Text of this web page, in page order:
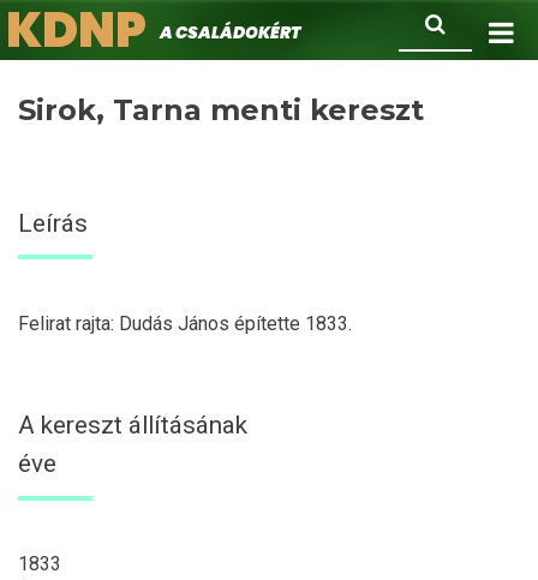
Ugrás
a
Keresés
KDNPA családokért.
Sirok, Tarna menti kereszt
Leírás
Felirat rajta: Dudás János építette 1833.
A kereszt állításának
éve
1833